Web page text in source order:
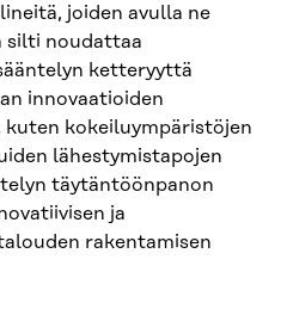
joiden avulla ne
silti noudattaa
ketteryyttä
innovaatioiden
kokeiluympäristöjen
lähestymistapojen
täytäntöönpanon
ja
rakentamisen